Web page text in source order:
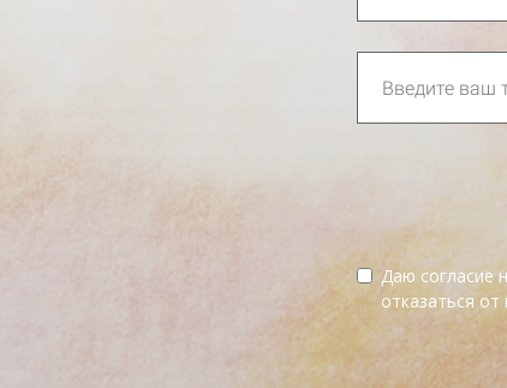
Даю согласие
отказаться